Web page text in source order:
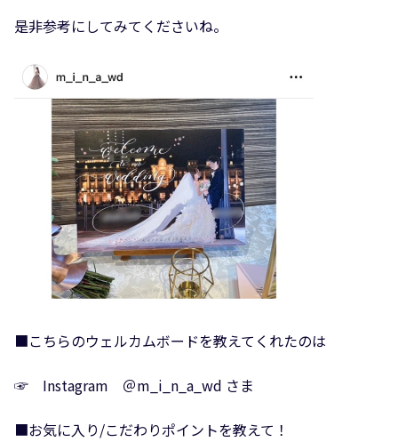
是非参考にしてみてくださいね。
■こちらのウェルカムボードを教えてくれたのは
☞ Instagram ＠m_i_n_a_wd さま
■お気に入り/こだわりポイントを教えて！